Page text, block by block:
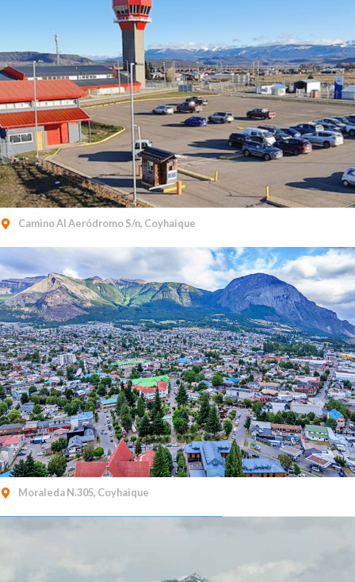
Camino Al Aeródromo S/n, Coyhaique
Moraleda N.305, Coyhaique